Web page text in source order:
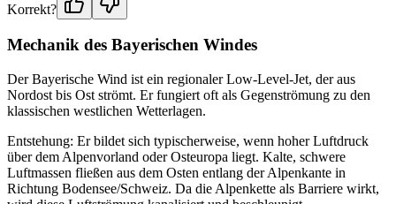
Korrekt?
Mechanik des Bayerischen Windes
Der Bayerische Wind ist ein regionaler Low-Level-Jet, der aus
Nordost bis Ost strömt. Er fungiert oft als Gegenströmung zu den
klassischen westlichen Wetterlagen.
Entstehung: Er bildet sich typischerweise, wenn hoher Luftdruck
über dem Alpenvorland oder Osteuropa liegt. Kalte, schwere
Luftmassen fließen aus dem Osten entlang der Alpenkante in
Richtung Bodensee/Schweiz. Da die Alpenkette als Barriere wirkt,